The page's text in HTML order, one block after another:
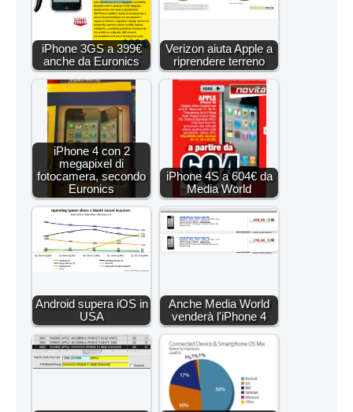
iPhone 3GS a 399€
anche da Euronics
Verizon aiuta Apple a
riprendere terreno
iPhone 4 con 2
megapixel di
fotocamera, secondo
Euronics
iPhone 4S a 604€ da
Media World
Android supera iOS in
USA
Anche Media World
venderà l'iPhone 4